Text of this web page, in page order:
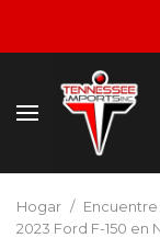
Hogar / Encuentre
2023 Ford F-150 en